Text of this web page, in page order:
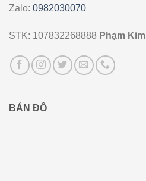
Zalo: 0982030070
STK: 107832268888 Phạm
BẢN ĐỒ